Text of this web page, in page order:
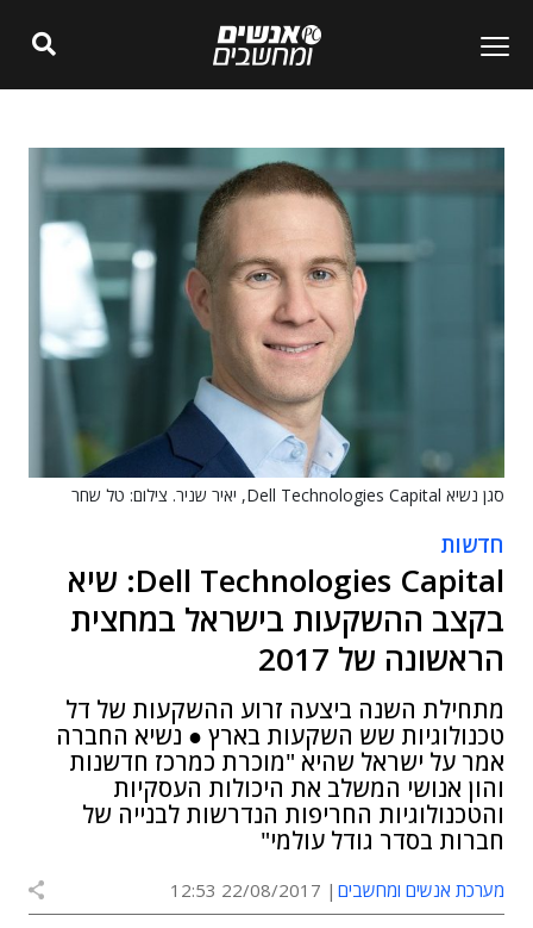
סגן נשיא Dell Technologies Capital, יאיר שניר. צילום: טל שחר
חדשות
Dell Technologies Capital: שיא
בקצב ההשקעות בישראל במחצית
הראשונה של 2017
מתחילת השנה ביצעה זרוע ההשקעות של דל
טכנולוגיות שש השקעות בארץ ● נשיא החברה
אמר על ישראל שהיא "מוכרת כמרכז חדשנות
והון אנושי המשלב את היכולות העסקיות
והטכנולוגיות החריפות הנדרשות לבנייה של
חברות בסדר גודל עולמי"
מערכת אנשים ומחשבים 22/08/2017 12:53